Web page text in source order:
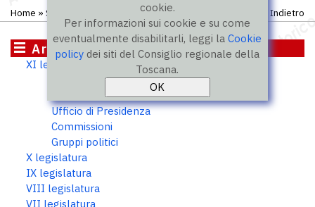
cookie.
Per informazioni sui cookie e su come
eventualmente disabilitarli, leggi laCookie
policy dei siti del Consiglio regionale della
Toscana.
Home » Storico XI legislatura»Consiglieri Indietro
Archivio storico
XI legislatura
Consiglieri
Ufficio di Presidenza
Commissioni
Gruppi politici
X legislatura
IX legislatura
VIII legislatura
VII legislatura